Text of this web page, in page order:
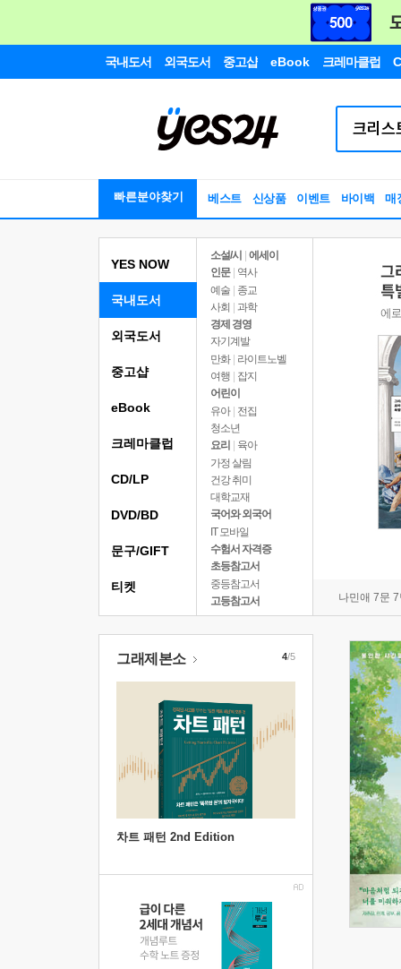
국내도서 외국도서 중고샵 eBook 크레마클럽
빠른분야찾기 베스트 신상품 이벤트 바이백 매
YES NOW
국내도서
소설/시
에세이
인문
역사
예술 | 종교
사회 | 과학
경제 경영
자기계발
만화 | 라이트노벨
여행
잡지
어린이
유아 | 전집
청소년
요리
육아
가정 살림
건강 취미
대학교재
국어와 외국어
IT 모바일
수험서 자격증
초등참고서
중등참고서
고등참고서
나민애 7문
외국도서
중고샵
eBook
크레마클럽
CD/LP
DVD/BD
문구/GIFT
티켓
그래제본소
차트 패턴 2nd Edition
4/5